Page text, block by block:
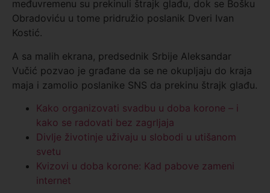
međuvremenu su prekinuli štrajk glađu, dok se Bošku
Obradoviću u tome pridružio poslanik Dveri Ivan
Kostić.
A sa malih ekrana, predsednik Srbije Aleksandar
Vučić pozvao je građane da se ne okupljaju do kraja
maja i zamolio poslanike SNS da prekinu štrajk glađu.
Kako organizovati svadbu u doba korone – i
kako se radovati bez zagrljaja
Divlje životinje uživaju u slobodi u utišanom
svetu
Kvizovi u doba korone: Kad pabove zameni
internet